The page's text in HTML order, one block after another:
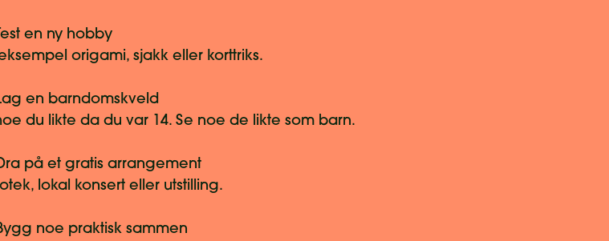
Test en ny hobby
origami, sjakk eller korttriks.
Lag en barndomskveld
du likte da du var 14. Se noe de likte som barn.
Dra på et gratis arrangement
lokal konsert eller utstilling.
Bygg noe praktisk sammen